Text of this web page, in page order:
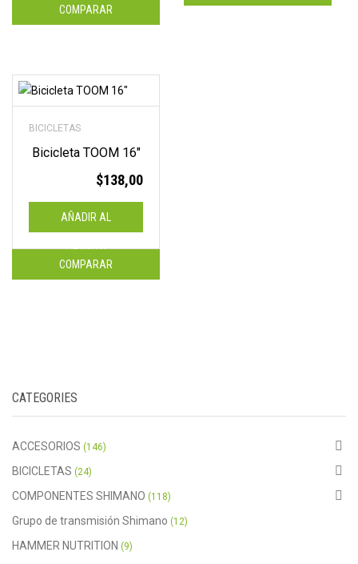
COMPARAR
BICICLETAS
Bicicleta TOOM 16″
$138,00
AÑADIR AL
CARRITO
COMPARAR
CATEGORIES
ACCESORIOS (146)
BICICLETAS (24)
COMPONENTES SHIMANO (118)
Grupo de transmisión Shimano (12)
HAMMER NUTRITION (9)